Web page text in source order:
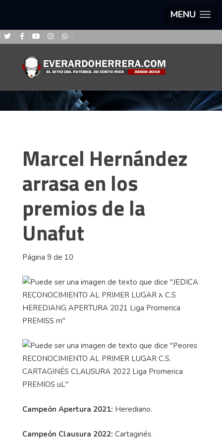
MENU
Marcel Hernández
arrasa en los
premios de la
Unafut
Página 9 de 10
Campeón Apertura 2021: Herediano.
Campeón Clausura 2022: Cartaginés.